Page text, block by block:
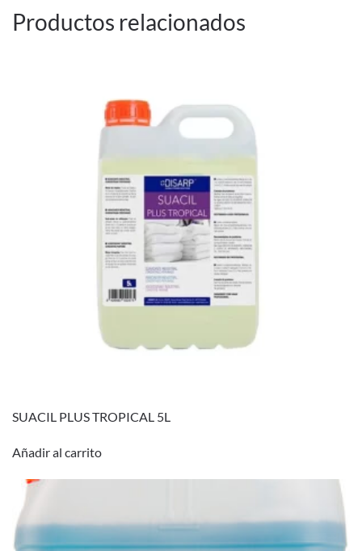
Productos relacionados
SUACIL PLUS TROPICAL 5L
Añadir al carrito